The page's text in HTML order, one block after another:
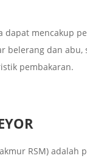
dapat mencakup
belerang dan abu,
pembakaran.
RSM) adalah